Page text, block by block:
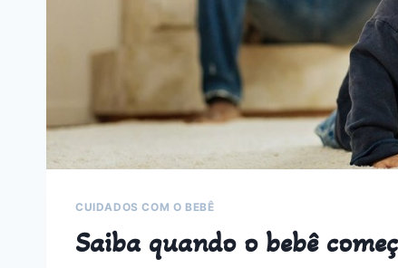
CUIDADOS COM O BEBÊ
Saiba quando o bebê